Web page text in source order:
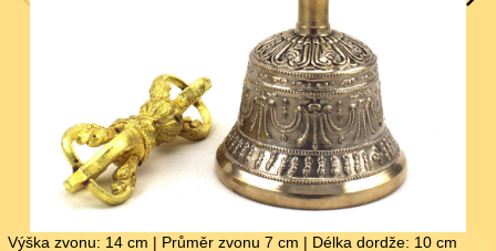
Výška zvonu: 14 cm | Průměr zvonu 7 cm | Délka dordže: 10 cm